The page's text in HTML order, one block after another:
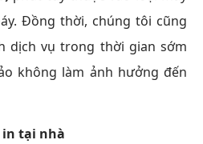
Đồng thời, chúng tôi cũng
dịch vụ trong thời gian sớm
không làm ảnh hưởng đến
in tại nhà